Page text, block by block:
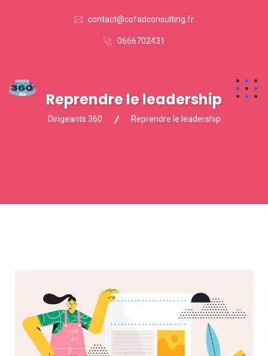
contact@cofadconsulting.fr
0666702431
Reprendre le leadership
Dirigeants 360 Reprendre le leadership